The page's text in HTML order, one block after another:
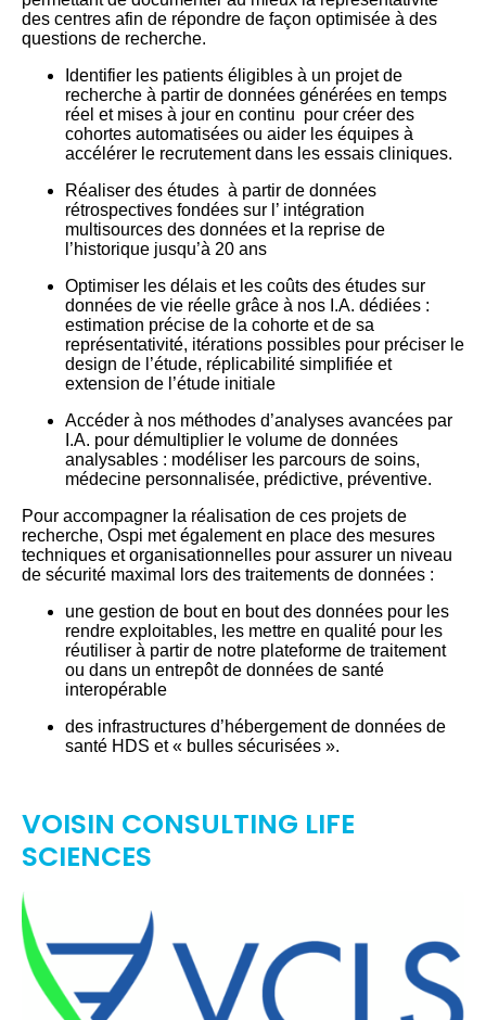
des centres afin de répondre de façon optimisée à des
questions de recherche.
Identifier les patients éligibles à un projet de
recherche à partir de données générées en temps
réel et mises à jour en continu pour créer des
cohortes automatisées ou aider les équipes à
accélérer le recrutement dans les essais cliniques.
Réaliser des études à partir de données
rétrospectives fondées sur l’ intégration
multisources des données et la reprise de
l’historique jusqu’à 20 ans
Optimiser les délais et les coûts des études sur
données de vie réelle grâce à nos I.A. dédiées :
estimation précise de la cohorte et de sa
représentativité, itérations possibles pour préciser le
design de l’étude, réplicabilité simplifiée et
extension de l’étude initiale
Accéder à nos méthodes d’analyses avancées par
I.A. pour démultiplier le volume de données
analysables : modéliser les parcours de soins,
médecine personnalisée, prédictive, préventive.
Pour accompagner la réalisation de ces projets de
recherche, Ospi met également en place des mesures
techniques et organisationnelles pour assurer un niveau
de sécurité maximal lors des traitements de données :
une gestion de bout en bout des données pour les
rendre exploitables, les mettre en qualité pour les
réutiliser à partir de notre plateforme de traitement
ou dans un entrepôt de données de santé
interopérable
des infrastructures d’hébergement de données de
santé HDS et « bulles sécurisées ».
VOISIN CONSULTING LIFE
SCIENCES